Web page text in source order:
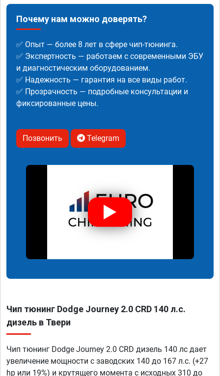
Почему нам можно доверять?
✅ Опыт — более 8 лет в сфере чип-тюнинга.
✅ Экспертность — работаем с современными ЭБУ
и диагностическим оборудованием.
✅ Надежность — гарантия на все виды работ.
✅ Прозрачность — подробные консультации и
фиксированные цены.
Позвонить Telegram
Чип тюнинг Dodge Journey 2.0 CRD 140 л.с.
дизель в Твери
Чип тюнинг Dodge Journey 2.0 CRD дизель 140 лс дает
увеличение мощности с заводских 140 до 167 л.с. (+27
hp или 19%) и крутящего момента с исходных 310 до